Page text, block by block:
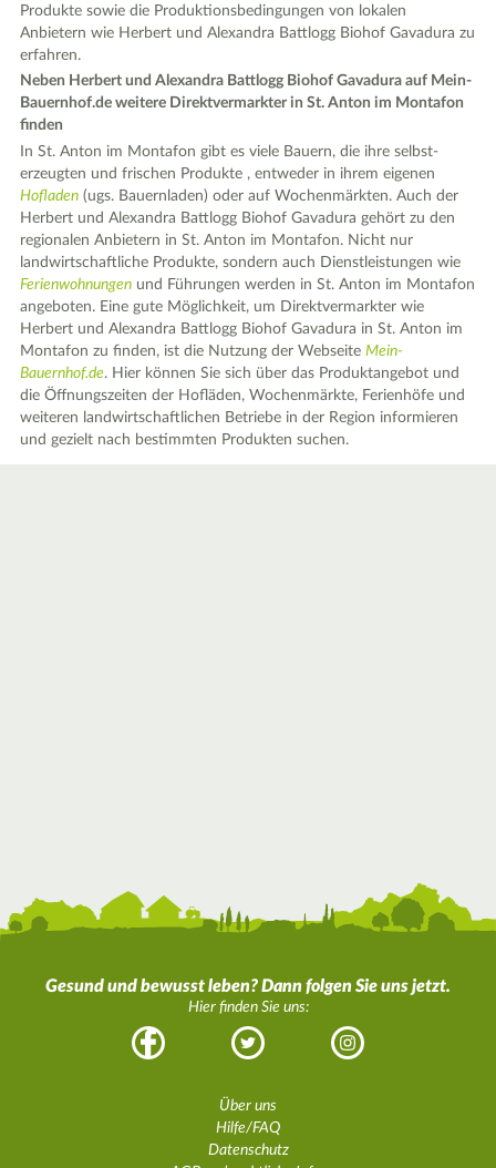
Produkte sowie die Produktionsbedingungen von lokalen
Anbietern wie Herbert und Alexandra Battlogg Biohof Gavadura zu
erfahren.
Neben Herbert und Alexandra Battlogg Biohof Gavadura auf Mein-
Bauernhof.de weitere Direktvermarkter in St. Anton im Montafon
finden
In St. Anton im Montafon gibt es viele Bauern, die ihre selbst-
erzeugten und frischen Produkte , entweder in ihrem eigenen
Hofladen (ugs. Bauernladen) oder auf Wochenmärkten. Auch der
Herbert und Alexandra Battlogg Biohof Gavadura gehört zu den
regionalen Anbietern in St. Anton im Montafon. Nicht nur
landwirtschaftliche Produkte, sondern auch Dienstleistungen wie
Ferienwohnungen und Führungen werden in St. Anton im Montafon
angeboten. Eine gute Möglichkeit, um Direktvermarkter wie
Herbert und Alexandra Battlogg Biohof Gavadura in St. Anton im
Montafon zu finden, ist die Nutzung der WebseiteMein-
Bauernhof.de. Hier können Sie sich über das Produktangebot und
die Öffnungszeiten der Hofläden, Wochenmärkte, Ferienhöfe und
weiteren landwirtschaftlichen Betriebe in der Region informieren
und gezielt nach bestimmten Produkten suchen.
Gesund und bewusst leben? Dann folgen Sie uns jetzt.
Hier finden Sie uns:
Facebook Twitter Instagram
Über uns
Hilfe/FAQ
Datenschutz